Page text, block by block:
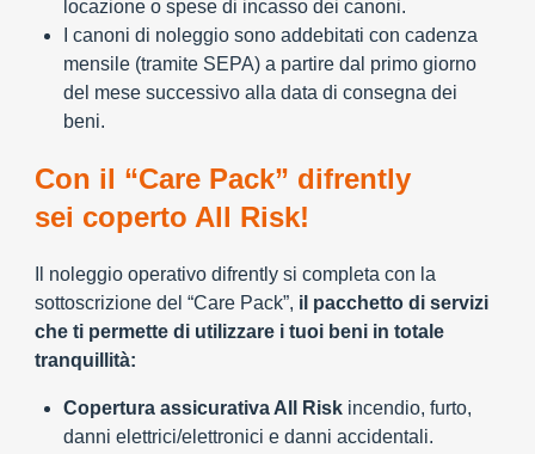
locazione o spese di incasso dei canoni.
I canoni di noleggio sono addebitati con cadenza
mensile (tramite SEPA) a partire dal primo giorno
del mese successivo alla data di consegna dei
beni.
Con il “Care Pack” difrently
sei coperto All Risk!
Il noleggio operativo difrently si completa con la
sottoscrizione del “Care Pack”, il pacchetto di servizi
che ti permette di utilizzare i tuoi beni in totale
tranquillità:
Copertura assicurativa All Risk incendio, furto,
danni elettrici/elettronici e danni accidentali.